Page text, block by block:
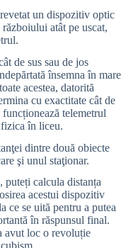
un dispozitiv optic
atât pe uscat,
de sus sau de jos
însemna în mare
acestea, datorită
cu exactitate cât de
telemetrul
în liceu.
dintre două obiecte
şi unul staţionar.
calcula distanța
acestui dispozitiv
ce se uită pentru a putea
în răspunsul final.
avut loc o revoluție